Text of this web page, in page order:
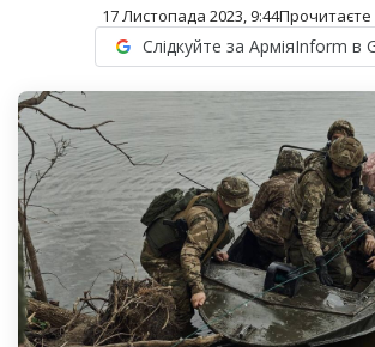
17 Листопада 2023, 9:44Прочитаєте
Слідкуйте за АрміяInform в